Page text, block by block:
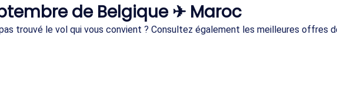
de Belgique ✈ Maroc
trouvé le vol qui vous convient ? Consultez également les meilleures offres